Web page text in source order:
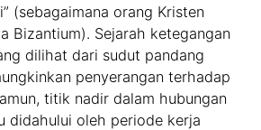
(sebagaimana orang Kristen
Bizantium). Sejarah ketegangan
dilihat dari sudut pandang
penyerangan terhadap
titik nadir dalam hubungan
didahului oleh periode kerja